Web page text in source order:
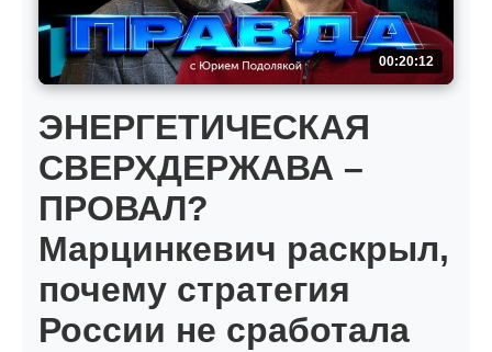
00:20:12
ЭНЕРГЕТИЧЕСКАЯ
СВЕРХДЕРЖАВА –
ПРОВАЛ?
Марцинкевич раскрыл,
почему стратегия
России не сработала